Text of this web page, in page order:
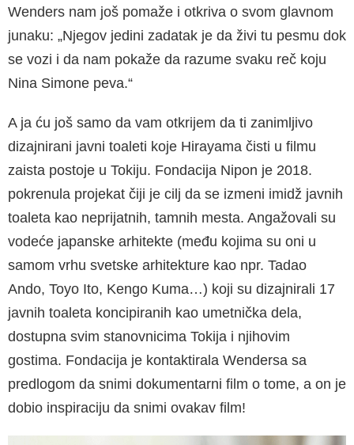
Wenders nam još pomaže i otkriva o svom glavnom
junaku: „Njegov jedini zadatak je da živi tu pesmu dok
se vozi i da nam pokaže da razume svaku reč koju
Nina Simone peva.“
A ja ću još samo da vam otkrijem da ti zanimljivo
dizajnirani javni toaleti koje Hirayama čisti u filmu
zaista postoje u Tokiju. Fondacija Nipon je 2018.
pokrenula projekat čiji je cilj da se izmeni imidž javnih
toaleta kao neprijatnih, tamnih mesta. Angažovali su
vodeće japanske arhitekte (među kojima su oni u
samom vrhu svetske arhitekture kao npr. Tadao
Ando, Toyo Ito, Kengo Kuma…) koji su dizajnirali 17
javnih toaleta koncipiranih kao umetnička dela,
dostupna svim stanovnicima Tokija i njihovim
gostima. Fondacija je kontaktirala Wendersa sa
predlogom da snimi dokumentarni film o tome, a on je
dobio inspiraciju da snimi ovakav film!